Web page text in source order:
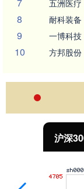
五洲医疗
8 耐科装备
9 一博科技
10 方邦股份